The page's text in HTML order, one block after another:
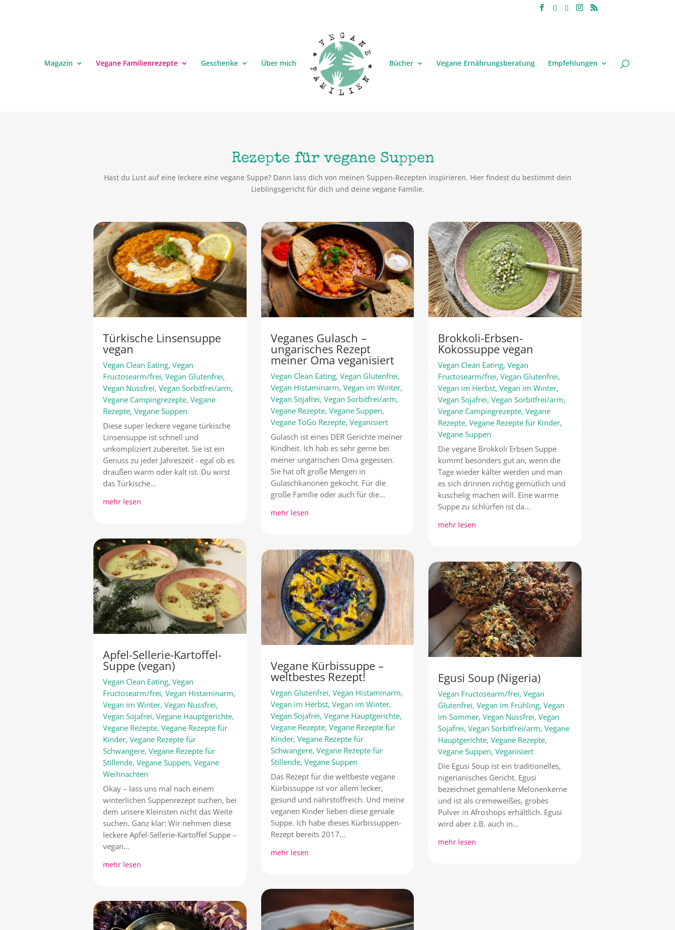
Magazin Vegane Familienrezepte Geschenke Über mich Bücher Vegane Ernährungsberatung Empfehlungen
Rezepte für vegane Suppen
Hast du Lust auf eine leckere eine vegane Suppe? Dann lass dich von meinen Suppen-Rezepten inspirieren. Hier findest du bestimmt dein
Lieblingsgericht für dich und deine vegane Familie.
Türkische Linsensuppe
vegan
Vegan Clean Eating,Vegan
Fructosearm/frei,Vegan Glutenfrei,
Vegan Nussfrei,Vegan Sorbitfrei/arm,
Vegane Campingrezepte,Vegane
Rezepte,Vegane Suppen
Diese super leckere vegane türkische
Linsensuppe ist schnell und
unkompliziert zubereitet. Sie ist ein
Genuss zu jeder Jahreszeit - egal ob es
draußen warm oder kalt ist. Du wirst
das Türkische...
mehr lesen
Apfel-Sellerie-Kartoffel-
Suppe (vegan)
Vegan Clean Eating,Vegan
Fructosearm/frei,Vegan Histaminarm,
Vegan im Winter,Vegan Nussfrei,
Vegan Sojafrei,Vegane Hauptgerichte,
Vegane Rezepte,Vegane Rezepte für
Kinder,Vegane Rezepte für
Schwangere,Vegane Rezepte für
Stillende,Vegane Suppen,Vegane
Weihnachten
Okay – lass uns mal nach einem
winterlichen Suppenrezept suchen, bei
dem unsere Kleinsten nicht das Weite
suchen. Ganz klar: Wir nehmen diese
leckere Apfel-Sellerie-Kartoffel Suppe –
vegan...
mehr lesen
Veganes Gulasch –
ungarisches Rezept
meiner Oma veganisiert
Vegan Clean Eating, Vegan Glutenfrei,
Vegan Histaminarm, Vegan im Winter,
Vegan Sojafrei, Vegan Sorbitfrei/arm,
Vegane Rezepte, Vegane Suppen,
Vegane ToGo Rezepte, Veganisiert
Gulasch ist eines DER Gerichte meiner
Kindheit. Ich hab es sehr gerne bei
meiner ungarischen Oma gegessen.
Sie hat oft große Mengen in
Gulaschkanonen gekocht. Für die
große Familie oder auch für die...
mehr lesen
Vegane Kürbissuppe –
weltbestes Rezept!
Vegan Glutenfrei, Vegan Histaminarm,
Vegan im Herbst, Vegan im Winter,
Vegan Sojafrei, Vegane Hauptgerichte,
Vegane Rezepte, Vegane Rezepte für
Kinder, Vegane Rezepte für
Schwangere, Vegane Rezepte für
Stillende, Vegane Suppen
Das Rezept für die weltbeste vegane
Kürbissuppe ist vor allem lecker,
gesund und nährstoffreich. Und meine
veganen Kinder lieben diese geniale
Suppe. Ich habe dieses Kürbissuppen-
Rezept bereits 2017...
mehr lesen
Brokkoli-Erbsen-
Kokossuppe vegan
Vegan Clean Eating,Vegan
Fructosearm/frei,Vegan Glutenfrei,
Vegan im Herbst,Vegan im Winter,
Vegan Sojafrei,Vegan Sorbitfrei/arm,
Vegane Campingrezepte,Vegane
Rezepte,Vegane Rezepte für Kinder,
Vegane Suppen
Die vegane Brokkoli Erbsen Suppe
kommt besonders gut an, wenn die
Tage wieder kälter werden und man
es sich drinnen richtig gemütlich und
kuschelig machen will. Eine warme
Suppe zu schlürfen ist da...
mehr lesen
Egusi Soup (Nigeria)
Vegan Fructosearm/frei,Vegan
Glutenfrei,Vegan im Frühling,Vegan
im Sommer,Vegan Nussfrei,Vegan
Sojafrei,Vegan Sorbitfrei/arm,Vegane
Hauptgerichte,Vegane Rezepte,
Vegane Suppen,Veganisiert
Die Egusi Soup ist ein traditionelles,
nigerianisches Gericht. Egusi
bezeichnet gemahlene Melonenkerne
und ist als cremeweißes, grobes
Pulver in Afroshops erhältlich. Egusi
wird aber z.B. auch in...
mehr lesen